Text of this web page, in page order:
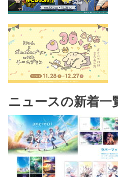
ニュースの新着一